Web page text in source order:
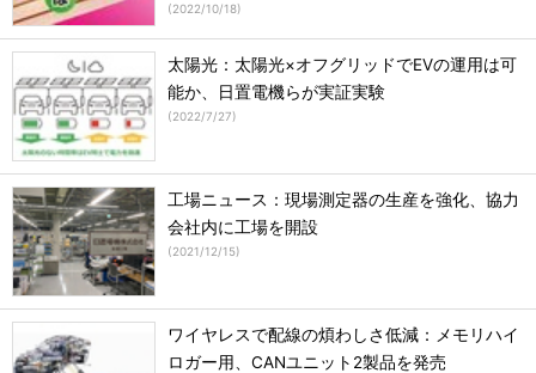
(2022/10/18)
太陽光：太陽光×オフグリッドでEVの運用は可
能か、日置電機らが実証実験
(2022/7/27)
工場ニュース：現場測定器の生産を強化、協力
会社内に工場を開設
(2021/12/15)
ワイヤレスで配線の煩わしさ低減：メモリハイ
ロガー用、CANユニット2製品を発売